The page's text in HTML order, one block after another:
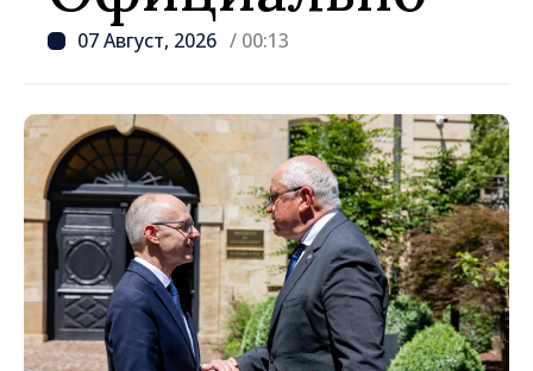
07 Август, 2026 / 00:13